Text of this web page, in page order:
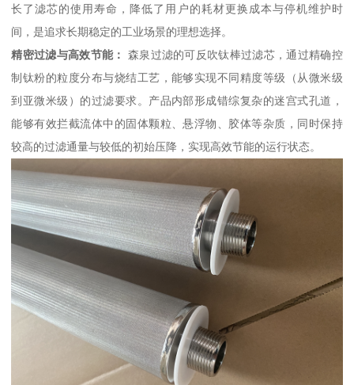
长了滤芯的使用寿命，降低了用户的耗材更换成本与停机维护时
间，是追求长期稳定的工业场景的理想选择。
精密过滤与高效节能：
森泉过滤的可反吹钛棒过滤芯，通过精确控
制钛粉的粒度分布与烧结工艺，能够实现不同精度等级（从微米级
到亚微米级）的过滤要求。产品内部形成错综复杂的迷宫式孔道，
能够有效拦截流体中的固体颗粒、悬浮物、胶体等杂质，同时保持
较高的过滤通量与较低的初始压降，实现高效节能的运行状态。